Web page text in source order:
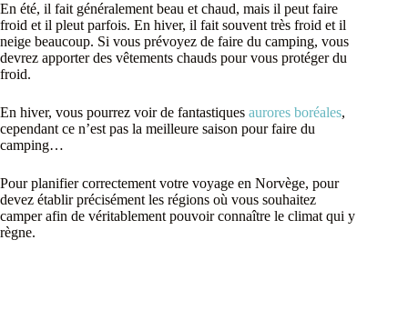
En été, il fait généralement beau et chaud, mais il peut faire
froid et il pleut parfois. En hiver, il fait souvent très froid et il
neige beaucoup. Si vous prévoyez de faire du camping, vous
devrez apporter des vêtements chauds pour vous protéger du
froid.
En hiver, vous pourrez voir de fantastiques aurores boréales,
cependant ce n’est pas la meilleure saison pour faire du
camping…
Pour planifier correctement votre voyage en Norvège, pour
devez établir précisément les régions où vous souhaitez
camper afin de véritablement pouvoir connaître le climat qui y
règne.